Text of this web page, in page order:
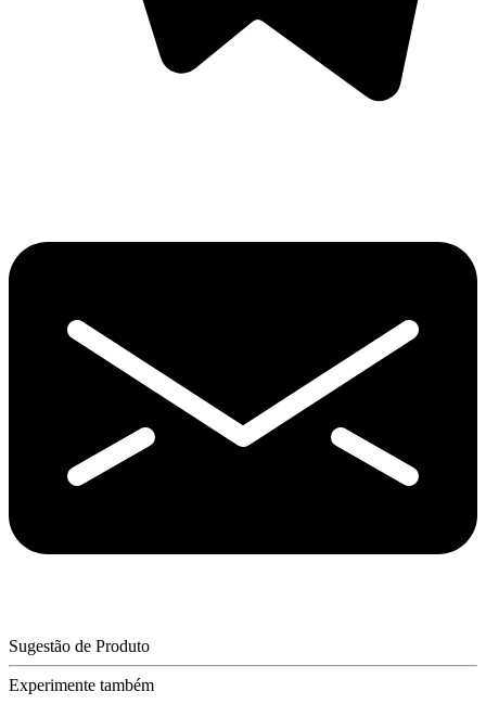
Sugestão de Produto
Experimente também